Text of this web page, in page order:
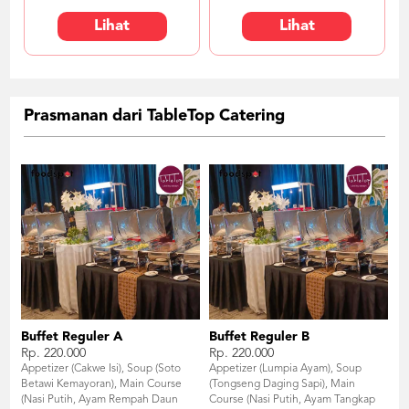
Lihat Lihat
Prasmanan dari TableTop Catering
Buffet Reguler A
Rp. 220.000
Appetizer (Cakwe Isi), Soup (Soto
Betawi Kemayoran), Main Course
(Nasi Putih, Ayam Rempah Daun
Buffet Reguler B
Rp. 220.000
Appetizer (Lumpia Ayam), Soup
(Tongseng Daging Sapi), Main
Course (Nasi Putih, Ayam Tangkap